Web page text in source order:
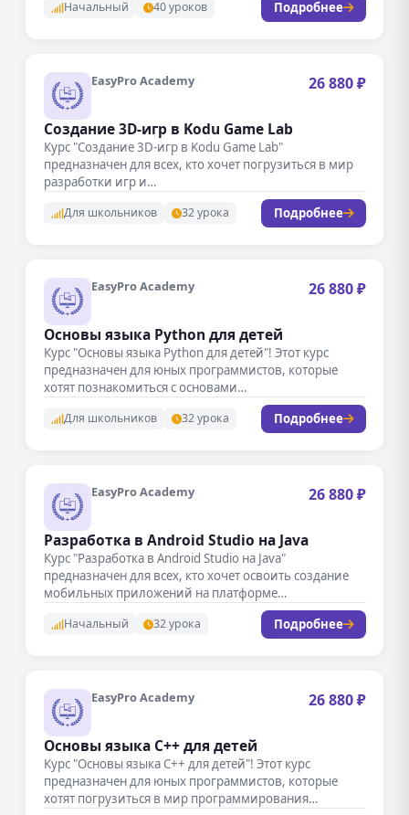
Начальный 40 уроков Подробнее
EasyPro Academy 26 880 ₽
Создание 3D-игр в Kodu Game Lab
Курс "Создание 3D-игр в Kodu Game Lab"
предназначен для всех, кто хочет погрузиться в мир
разработки игр и…
Для школьников 32 урока Подробнее
EasyPro Academy 26 880 ₽
Основы языка Python для детей
Курс "Основы языка Python для детей"! Этот курс
предназначен для юных программистов, которые
хотят познакомиться с основами
Для школьников 32 урока Подробнее
EasyPro Academy 26 880 ₽
Разработка в Android Studio на Java
Курс "Разработка в Android Studio на Java"
предназначен для всех, кто хочет освоить создание
мобильных приложений на платформе…
Начальный 32 урока Подробнее
EasyPro Academy 26 880 ₽
Основы языка C++ для детей
Курс "Основы языка C++ для детей"! Этот курс
предназначен для юных программистов, которые
хотят погрузиться в мир программирования…